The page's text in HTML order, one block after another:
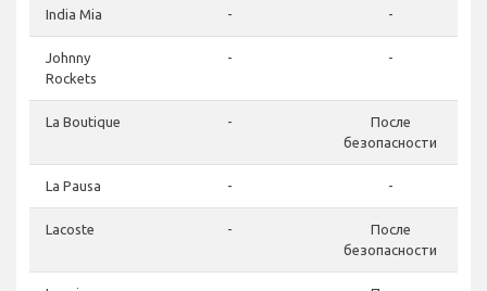
India Mia - -
Johnny
Rockets
- -
La Boutique -
После
безопасности
La Pausa - -
Lacoste -
После
безопасности